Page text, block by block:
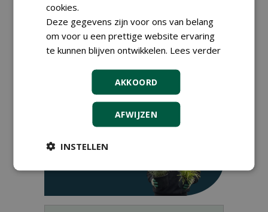
cookies.
Deze gegevens zijn voor ons van belang
om voor u een prettige website ervaring
te kunnen blijven ontwikkelen. Lees verder
AKKOORD
AFWIJZEN
INSTELLEN